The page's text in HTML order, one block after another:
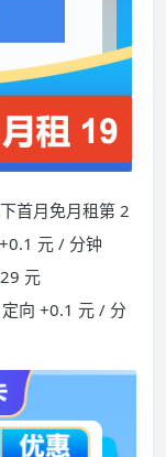
首月免月租第 2
元 / 分钟
元
向 +0.1 元 / 分